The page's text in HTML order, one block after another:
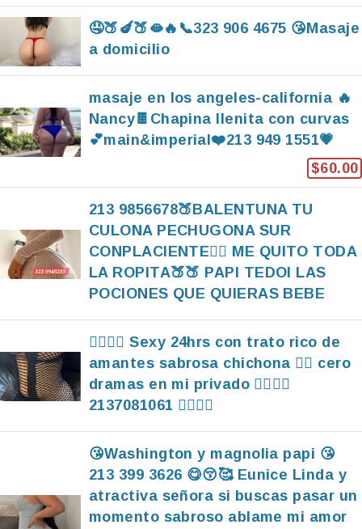
🤤🍑🍆🍑🫦🔥📞323 906 4675 😘Masaje
a domicilio
masaje en los angeles-california 🔥
Nancy🍫Chapina llenita con curvas
💕main&imperial❤️213 949 1551💗
$60.00
213 9856678🍑BALENTUNA TU
CULONA PECHUGONA SUR
CONPLACIENTE🤷‍♀️ ME QUITO TODA
LA ROPITA🍑🍑 PAPI TEDOI LAS
POCIONES QUE QUIERAS BEBE
❤️‍🔥❤️‍🔥 Sexy 24hrs con trato rico de
amantes sabrosa chichona ❤️‍🔥 cero
dramas en mi privado ❤️‍🔥❤️‍🔥
2137081061 ❤️‍🔥❤️‍🔥
😘Washington y magnolia papi 😘
213 399 3626 😋😚🥰 Eunice Linda y
atractiva señora si buscas pasar un
momento sabroso ablame mi amor